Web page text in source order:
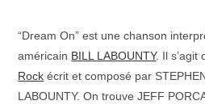
“Dream On” est une chanson
américain BILL LABOUNTY. Il s’agit
Rock écrit et composé par
LABOUNTY. On trouve JEFF